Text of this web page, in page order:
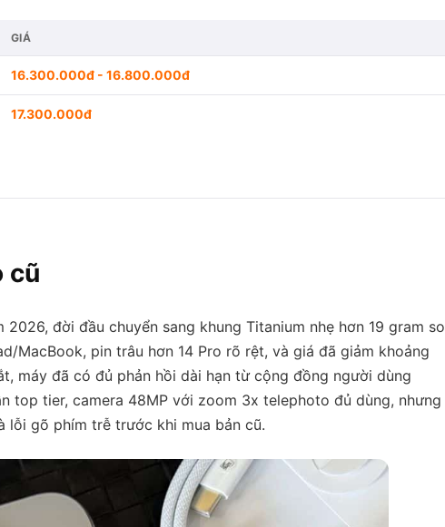
GIÁ
16.300.000đ - 16.800.000đ
17.300.000đ
cũ
đời đầu chuyển sang khung Titanium nhẹ hơn 19 gram so
MacBook, pin trâu hơn 14 Pro rõ rệt, và giá đã giảm khoảng
máy đã có đủ phản hồi dài hạn từ cộng đồng người dùng
top tier, camera 48MP với zoom 3x telephoto đủ dùng, nhưng
gõ phím trễ trước khi mua bản cũ.